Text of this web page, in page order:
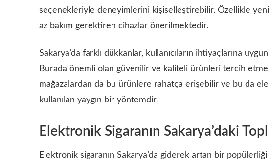
seçenekleriyle deneyimlerini kişiselleştirebilir. Özellikle
az bakım gerektiren cihazlar önerilmektedir.
Sakarya’da farklı dükkanlar, kullanıcıların ihtiyaçlarına
Burada önemli olan güvenilir ve kaliteli ürünleri tercih
mağazalardan da bu ürünlere rahatça erişebilir ve bu da
kullanılan yaygın bir yöntemdir.
Elektronik Sigaranın Sakarya’daki
Elektronik sigaranın Sakarya’da giderek artan bir